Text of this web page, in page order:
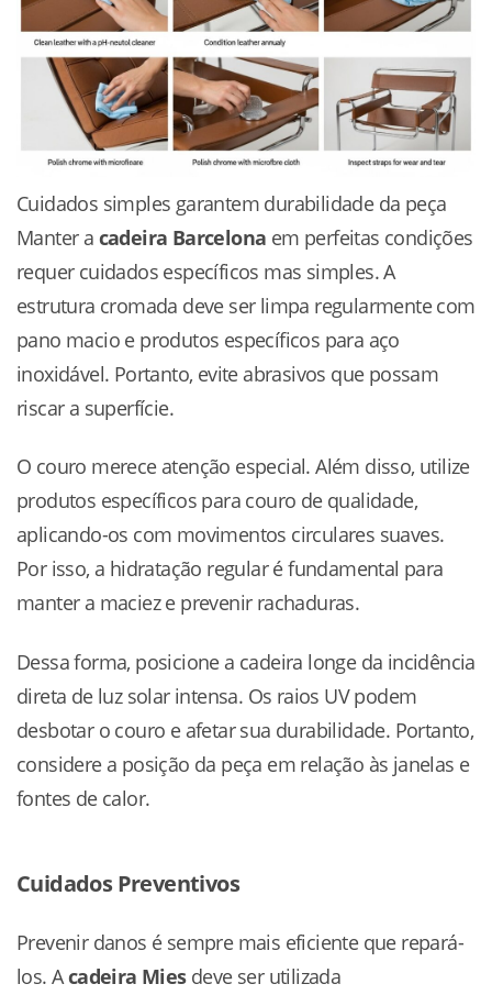
Cuidados simples garantem durabilidade da peça
Manter a cadeira Barcelona em perfeitas condições
requer cuidados específicos mas simples. A
estrutura cromada deve ser limpa regularmente com
pano macio e produtos específicos para aço
inoxidável. Portanto, evite abrasivos que possam
riscar a superfície.
O couro merece atenção especial. Além disso, utilize
produtos específicos para couro de qualidade,
aplicando-os com movimentos circulares suaves.
Por isso, a hidratação regular é fundamental para
manter a maciez e prevenir rachaduras.
Dessa forma, posicione a cadeira longe da incidência
direta de luz solar intensa. Os raios UV podem
desbotar o couro e afetar sua durabilidade. Portanto,
considere a posição da peça em relação às janelas e
fontes de calor.
Cuidados Preventivos
Prevenir danos é sempre mais eficiente que repará-
los. Acadeira Miesdeve ser utilizada